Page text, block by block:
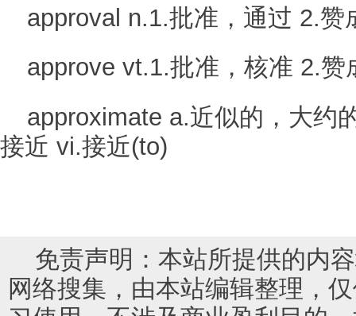
approval n.1.批准，通过 2.赞
approve vt.1.批准，核准 2.赞
approximate a.近似的，大约
接近 vi.接近(to)
免责声明：本站所提供的内
网络搜集，由本站编辑整理，